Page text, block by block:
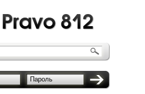
Пароль